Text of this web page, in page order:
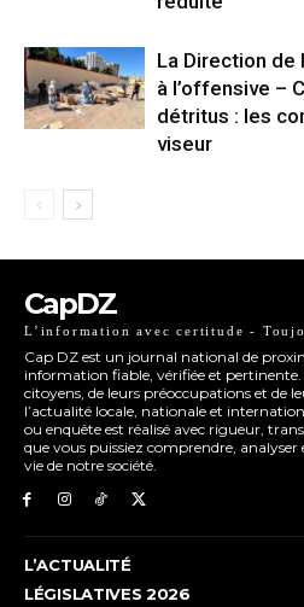
La Direction de
à l’offensive –
détritus : les
viseur
CapDZ
L’information avec certitude -
Cap DZ est un journal national de
information fiable, vérifiée et pertinente.
citoyens, de leurs préoccupations et de
l’actualité locale, nationale et
ou enquête est réalisé avec rigueur,
que vous puissiez comprendre,
vie de notre société.
L’ACTUALITÉ
LÉGISLATIVES 2026